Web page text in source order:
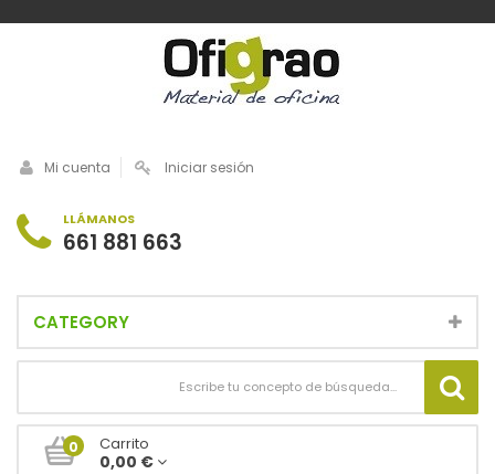
Mi cuenta Iniciar sesión
LLÁMANOS
661 881 663
CATEGORY
0 Carrito
0,00 €